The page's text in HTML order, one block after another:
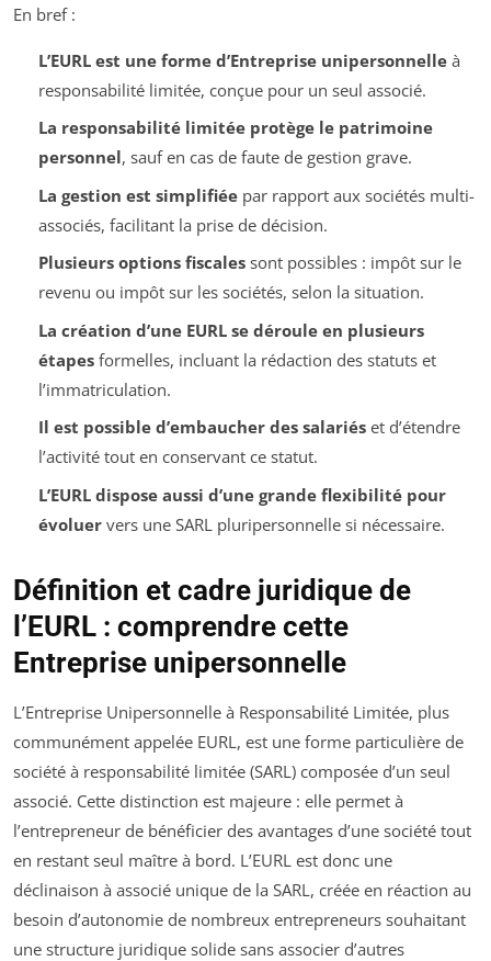
En bref :
L’EURL est une forme d’Entreprise unipersonnelleà
responsabilité limitée, conçue pour un seul associé.
La responsabilité limitée protège le patrimoine
personnel, sauf en cas de faute de gestion grave.
La gestion est simplifiéepar rapport aux sociétés multi-
associés, facilitant la prise de décision.
Plusieurs options fiscalessont possibles : impôt sur le
revenu ou impôt sur les sociétés, selon la situation.
La création d’une EURL se déroule en plusieurs
étapesformelles, incluant la rédaction des statuts et
l’immatriculation.
Il est possible d’embaucher des salariéset d’étendre
l’activité tout en conservant ce statut.
L’EURL dispose aussi d’une grande flexibilité pour
évoluervers une SARL pluripersonnelle si nécessaire.
Définition et cadre juridique de
l’EURL : comprendre cette
Entreprise unipersonnelle
L’Entreprise Unipersonnelle à Responsabilité Limitée, plus
communément appelée EURL, est une forme particulière de
société à responsabilité limitée (SARL) composée d’un seul
associé. Cette distinction est majeure : elle permet à
l’entrepreneur de bénéficier des avantages d’une société tout
en restant seul maître à bord. L’EURL est donc une
déclinaison à associé unique de la SARL, créée en réaction au
besoin d’autonomie de nombreux entrepreneurs souhaitant
une structure juridique solide sans associer d’autres